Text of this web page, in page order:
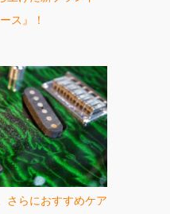
ス』！
さらにおすすめケア